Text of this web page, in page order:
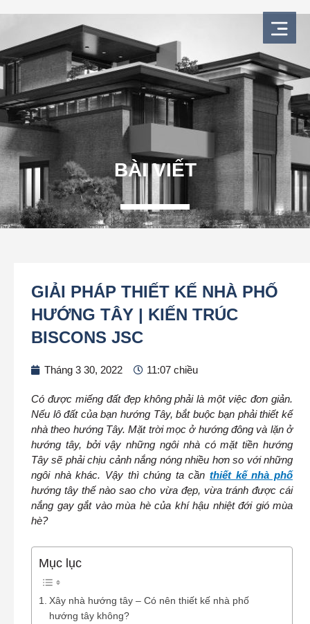
dung
BÀI VIẾT
GIẢI PHÁP THIẾT KẾ NHÀ PHỐ
HƯỚNG TÂY | KIẾN TRÚC
BISCONS JSC
Tháng 3 30, 2022 11:07 chiều
Có được miếng đất đẹp không phải là một việc đơn giản.
Nếu lô đất của bạn hướng Tây, bắt buộc bạn phải thiết kế
nhà theo hướng Tây. Mặt trời mọc ở hướng đông và lặn ở
hướng tây, bởi vậy những ngôi nhà có mặt tiền hướng
Tây sẽ phải chịu cảnh nắng nóng nhiều hơn so với những
ngôi nhà khác. Vậy thì chúng ta cầnthiết kế nhà phố
hướng tây thế nào sao cho vừa đẹp, vừa tránh được cái
nắng gay gắt vào mùa hè của khí hậu nhiệt đới gió mùa
hè?
Mục lục
Xây nhà hướng tây – Có nên thiết kế nhà phố
hướng tây không?